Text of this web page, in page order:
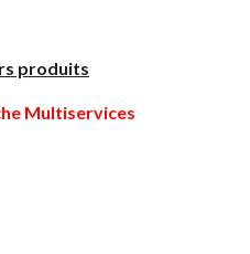
produits
Multiservices